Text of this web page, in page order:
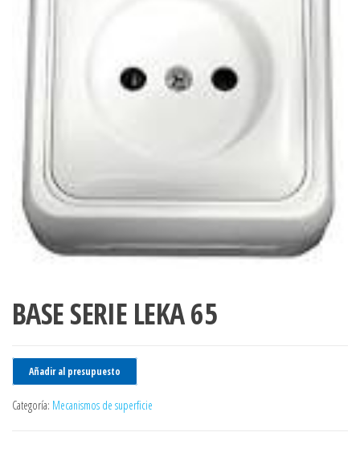
BASE SERIE LEKA 65
Añadir al presupuesto
Categoría: Mecanismos de superficie